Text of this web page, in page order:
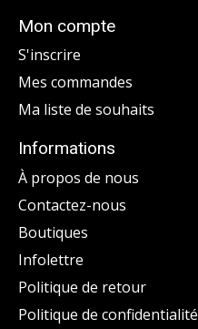
Mon compte
S'inscrire
Mes commandes
Ma liste de souhaits
Informations
À propos de nous
Contactez-nous
Boutiques
Infolettre
Politique de retour
Politique de confidentialité